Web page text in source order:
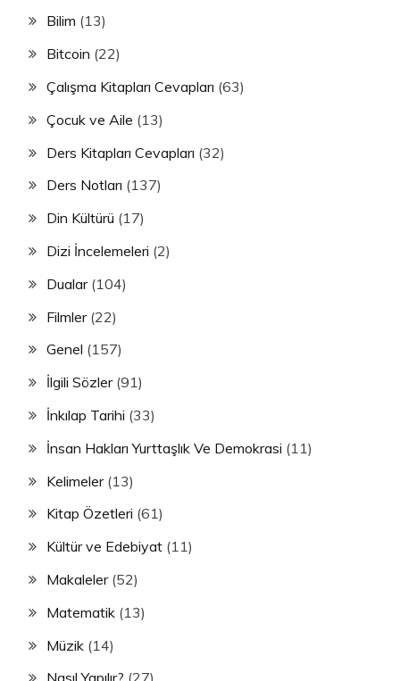
Bilim (13)
Bitcoin (22)
Çalışma Kitapları Cevapları (63)
Çocuk ve Aile (13)
Ders Kitapları Cevapları (32)
Ders Notları (137)
Din Kültürü (17)
Dizi İncelemeleri (2)
Dualar(104)
Filmler(22)
Genel (157)
İlgili Sözler(91)
İnkılap Tarihi (33)
İnsan Hakları Yurttaşlık Ve Demokrasi (11)
Kelimeler(13)
Kitap Özetleri (61)
Kültür ve Edebiyat (11)
Makaleler(52)
Matematik (13)
Müzik (14)